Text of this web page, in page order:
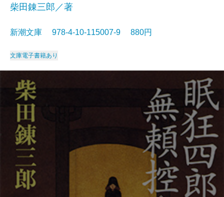
柴田錬三郎／著
新潮文庫 978-4-10-115007-9 880円
文庫電子書籍あり